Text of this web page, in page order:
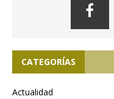
CATEGORÍAS
Actualidad